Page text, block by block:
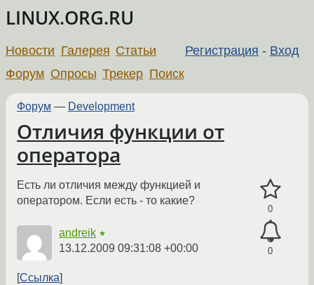
LINUX.ORG.RU
Регистрация - Вход
Новости Галерея Статьи
Форум Опросы Трекер Поиск
Форум — Development
Отличия функции от
оператора
0
0
Есть ли отличия между функцией и
оператором. Если есть - то какие?
andreik ★
13.12.2009 09:31:08 +00:00
Ссылка